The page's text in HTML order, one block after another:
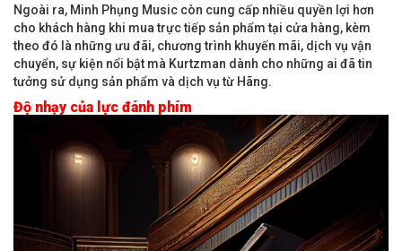
Ngoài ra, Minh Phụng Music còn cung cấp nhiều quyền lợi hơn
cho khách hàng khi mua trực tiếp sản phẩm tại cửa hàng, kèm
theo đó là những ưu đãi, chương trình khuyến mãi, dịch vụ vận
chuyển, sự kiện nổi bật mà Kurtzman dành cho những ai đã tin
tưởng sử dụng sản phẩm và dịch vụ từ Hãng.
Độ nhạy của lực đánh phím